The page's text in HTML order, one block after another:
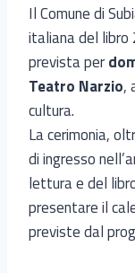
Il Comune di
italiana del libro
prevista per
Teatro Narzio,
cultura.
La cerimonia,
di ingresso
lettura e del
presentare il
previste dal